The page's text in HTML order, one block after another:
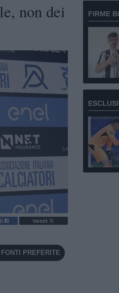
non dei
tweet
FONTI PREFERITE
FIRME